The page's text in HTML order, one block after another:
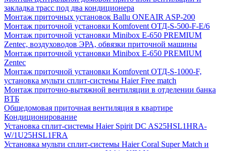
закладка трасс под два кондиционера
Монтаж приточных установок Ballu ONEAIR ASP-200
Монтаж приточной установки Komfovent ОТД-S-500-F-E/6
Монтаж приточной установки Minibox E-650 PREMIUM
Zentec, воздуховодов ЭРА, обвязки приточной машины
Монтаж приточной установки Minibox E-650 PREMIUM
Zentec
Монтаж приточной установки Komfovent ОТД-S-1000-F,
установка мульти сплит-системы Haier Free match
Монтаж приточно-вытяжной вентиляции в отделении банка
ВТБ
Общедомовая приточная вентиляция в квартире
Кондиционирование
Установка сплит-системы Haier Spirit DC AS25HSL1HRA-
W/1U25HSL1FRA
Установка мульти сплит-системы Haier Coral Super Match и